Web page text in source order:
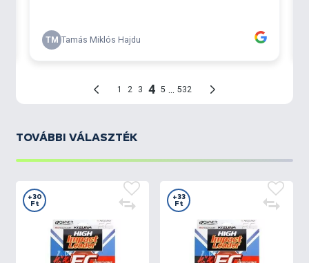
TOVÁBBI VÁLASZTÉK
+30
Ft
+33
Ft